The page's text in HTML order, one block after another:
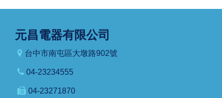
元昌電器有限公司
台中市南屯區大墩路902號
04-23234555
04-23271870